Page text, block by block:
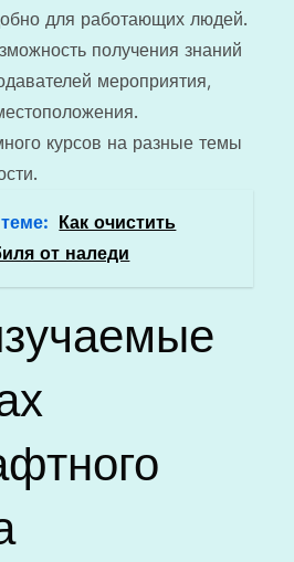
для работающих людей.
получения знаний
мероприятия,
курсов на разные темы
Как очистить
от наледи